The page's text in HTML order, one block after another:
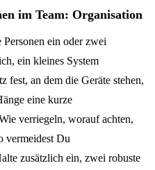
im Team: Organisation
ein oder zwei
ein kleines System
fest, an dem die Geräte stehen,
eine kurze
verriegeln, worauf achten,
vermeidest Du
zusätzlich ein, zwei robuste